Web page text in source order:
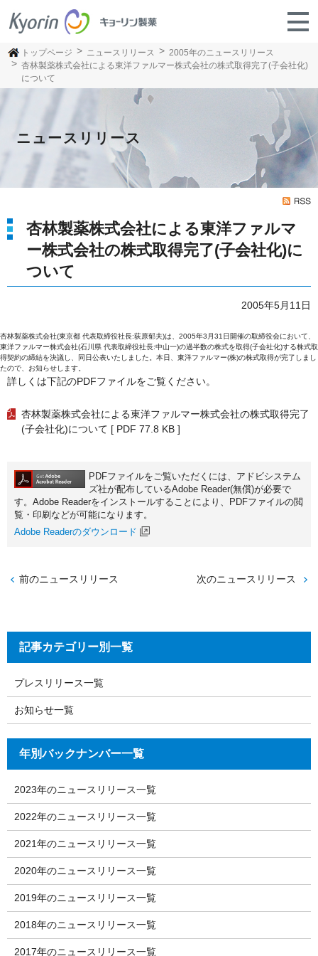
トップページ ニュースリリース
2005年のニュースリリース
杏林製薬株式会社による東洋ファルマー株式会社の株式取得完了(子会社化)
について
ニュースリリース
杏林製薬株式会社による東洋ファルマ
ー株式会社の株式取得完了(子会社化)に
ついて
2005年5月11日
杏林製薬株式会社(東京都 代表取締役社長:荻原郁夫)は、2005年3月31日開催の取締役会において、
東洋ファルマー株式会社(石川県 代表取締役社長:中山一)の過半数の株式を取得(子会社化)する株式取
得契約の締結を決議し、同日公表いたしました。本日、東洋ファルマー(株)の株式取得が完了しまし
たので、お知らせします。
詳しくは下記のPDFファイルをご覧ください。
杏林製薬株式会社による東洋ファルマー株式会社の株式取得完了
(子会社化)について [ PDF 77.8 KB ]
PDFファイルをご覧いただくには、アドビシステム
ズ社が配布しているAdobe Reader(無償)が必要で
す。Adobe Readerをインストールすることにより、PDFファイルの閲
覧・印刷などが可能になります。
Adobe Readerのダウンロード
前のニュースリリース 次のニュースリリース
記事カテゴリー別一覧
プレスリリース一覧
お知らせ一覧
年別バックナンバー一覧
2023年のニュースリリース一覧
2022年のニュースリリース一覧
2021年のニュースリリース一覧
2020年のニュースリリース一覧
2019年のニュースリリース一覧
2018年のニュースリリース一覧
2017年のニュースリリース一覧